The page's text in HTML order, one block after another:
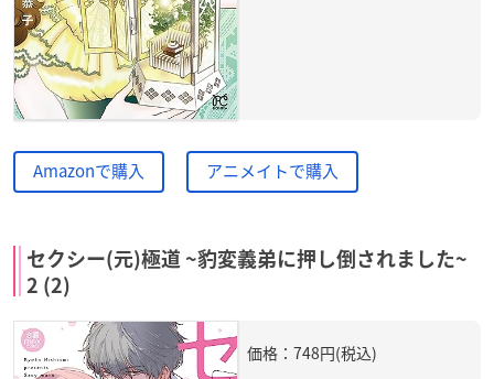
Amazonで購入 アニメイトで購入
セクシー(元)極道 ~豹変義弟に押し倒されました~
2 (2)
価格：748円(税込)